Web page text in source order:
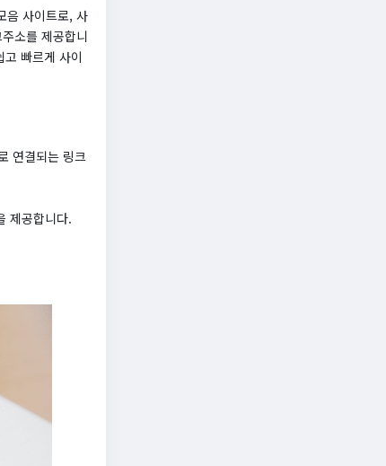
음 사이트로, 사
소를 제공합니
빠르게 사이
연결되는 링크
제공합니다.